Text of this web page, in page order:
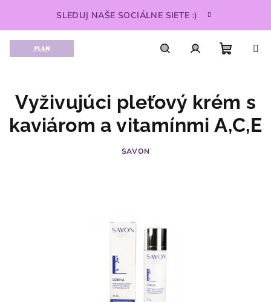
obsah
SLEDUJ NAŠE SOCIÁLNE SIETE :)
košík
Vyživujúci pleťový krém s
kaviárom a vitamínmi A,C,E
SAVON